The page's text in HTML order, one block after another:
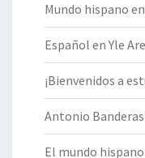
Mundo hispano
Español en Yle
¡Bienvenidos a
Antonio
El mundo